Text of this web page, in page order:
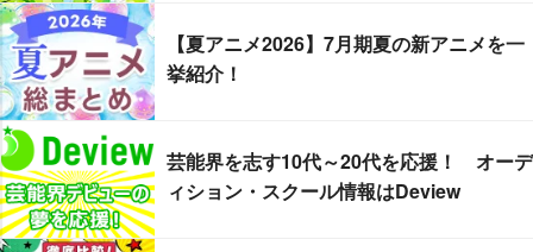
【夏アニメ2026】7月期夏の新アニメを一
挙紹介！
芸能界を志す10代～20代を応援！ オーデ
ィション・スクール情報はDeview